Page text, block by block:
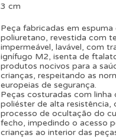
3 cm
Peça fabricadas em espuma
poliuretano, revestida com
impermeável, lavável, com
ignífugo M2, isenta de
produtos nocivos para a
crianças, respeitando as
europeias de segurança.
Peças costuradas com linha
poliéster de alta resistência,
processo de ocultação do
fecho, impedindo o acesso
crianças ao interior das